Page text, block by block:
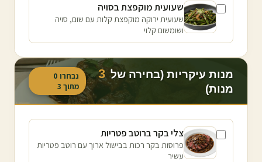
שעועית מוקפצת בסויה
שעועית ירוקה מוקפצת קלות עם שום, סויה
ושומשום קלוי
מנות עיקריות (בחירה של 3
מנות)
נבחרו 0
מתוך 3
צלי בקר ברוטב פטריות
פרוסות בקר רכות בבישול ארוך עם רוטב פטריות
עשיר